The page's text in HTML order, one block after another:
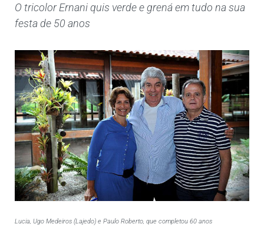
O tricolor Ernani quis verde e grená em tudo na sua
festa de 50 anos
Lucia, Ugo Medeiros (Lajedo) e Paulo Roberto, que completou 60 anos